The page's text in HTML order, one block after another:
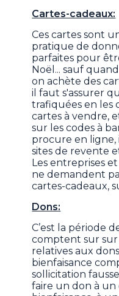
Cartes-cadeaux:
Ces cartes sont
pratique de
parfaites pour
Noël... sauf
on achète des
il faut s'assurer
trafiquées en les
cartes à vendre,
sur les codes à
procure en ligne,
sites de revente
Les entreprises
ne demandent
cartes-cadeaux,
Dons:
C’est la période
comptent sur sur
relatives aux
bienfaisance
sollicitation
faire un don à un